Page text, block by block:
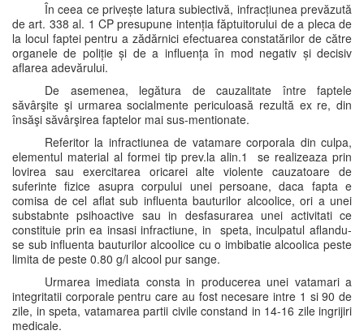
În ceea ce privește latura subiectivă, infracțiunea prevăzută
de art. 338 al. 1 CP presupune intenția făptuitorului de a pleca de
la locul faptei pentru a zădărnici efectuarea constatărilor de către
organele de poliție și de a influența în mod negativ și decisiv
aflarea adevărului.
De asemenea, legătura de cauzalitate între faptele
săvârşite şi urmarea socialmente periculoasă rezultă ex re, din
însăşi săvârşirea faptelor mai sus-mentionate.
Referitor la infractiunea de vatamare corporala din culpa,
elementul material al formei tip prev.la alin.1 se realizeaza prin
lovirea sau exercitarea oricarei alte violente cauzatoare de
suferinte fizice asupra corpului unei persoane, daca fapta e
comisa de cel aflat sub influenta bauturilor alcoolice, ori a unei
substabnte psihoactive sau in desfasurarea unei activitati ce
constituie prin ea insasi infractiune, in speta, inculpatul aflandu-
se sub influenta bauturilor alcoolice cu o imbibatie alcoolica peste
limita de peste 0.80 g/l alcool pur sange.
Urmarea imediata consta in producerea unei vatamari a
integritatii corporale pentru care au fost necesare intre 1 si 90 de
zile, in speta, vatamarea partii civile constand in 14-16 zile ingrijiri
medicale.